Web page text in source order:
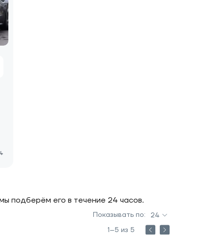
подберём его в течение 24 часов.
Показывать по:
24
1–5 из 5